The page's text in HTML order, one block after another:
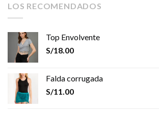
LOS RECOMENDADOS
Top Envolvente
S/18.00
Falda corrugada
S/11.00